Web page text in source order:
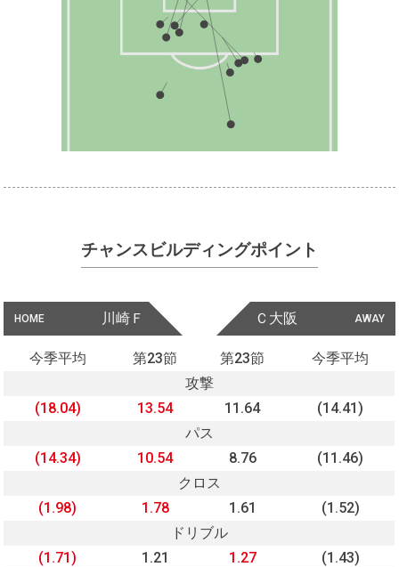
チャンスビルディングポイント
HOME 川崎Ｆ AWAY
Ｃ大阪
今季平均 第23節 第23節
今季平均
攻撃
(18.04)
13.54 11.64
(14.41)
パス
(14.34)
10.54 8.76
(11.46)
クロス
(1.98)
1.78 1.61
(1.52)
ドリブル
(1.71)
1.21 1.27
(1.43)